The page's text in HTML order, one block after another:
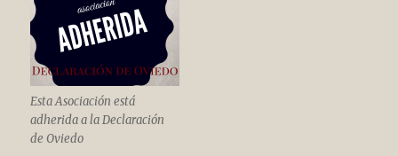
Esta Asociación está
adherida a la Declaración
de Oviedo